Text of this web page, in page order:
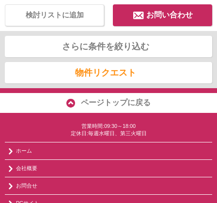
お問い合わせ
検討リストに追加
さらに条件を絞り込む
物件リクエスト
ページトップに戻る
営業時間:09:30～18:00
定休日:毎週水曜日、第三火曜日
ホーム
会社概要
お問合せ